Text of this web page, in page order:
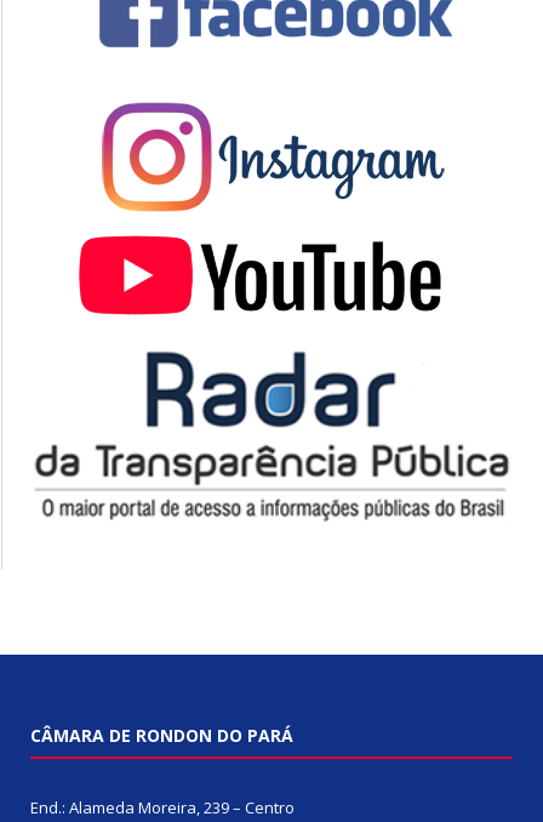
CÂMARA DE RONDON DO PARÁ
End.: Alameda Moreira, 239 – Centro